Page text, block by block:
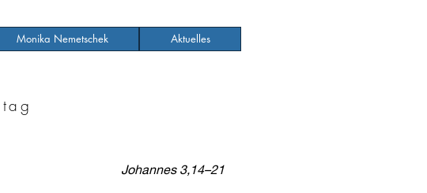
Monika Nemetschek Aktuelles
Johannes 3,14–21